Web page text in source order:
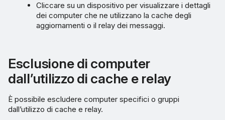
Cliccare su un dispositivo per visualizzare i dettagli
dei computer che ne utilizzano la cache degli
aggiornamenti o il relay dei messaggi.
Esclusione di computer
dall’utilizzo di cache e relay
È possibile escludere computer specifici o gruppi
dall’utilizzo di cache e relay.